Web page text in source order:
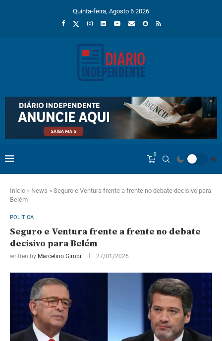
Quinta-feira, Agosto 6 2026
0
Início » News » Seguro e Ventura frente a frente no debate decisivo para
Belém
POLÍTICA
Seguro e Ventura frente a frente no debate
decisivo para Belém
written by Marcelino Gimbi 27/01/2026